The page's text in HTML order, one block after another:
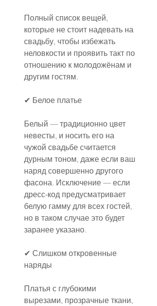
Полный список вещей,
которые не стоит надевать на
свадьбу, чтобы избежать
неловкости и проявить такт по
отношению к молодожёнам и
другим гостям.
✔ Белое платье
Белый — традиционно цвет
невесты, и носить его на
чужой свадьбе считается
дурным тоном, даже если ваш
наряд совершенно другого
фасона. Исключение — если
дресс-код предусматривает
белую гамму для всех гостей,
но в таком случае это будет
заранее указано.
✔ Слишком откровенные
наряды
Платья с глубокими
вырезами, прозрачные ткани,